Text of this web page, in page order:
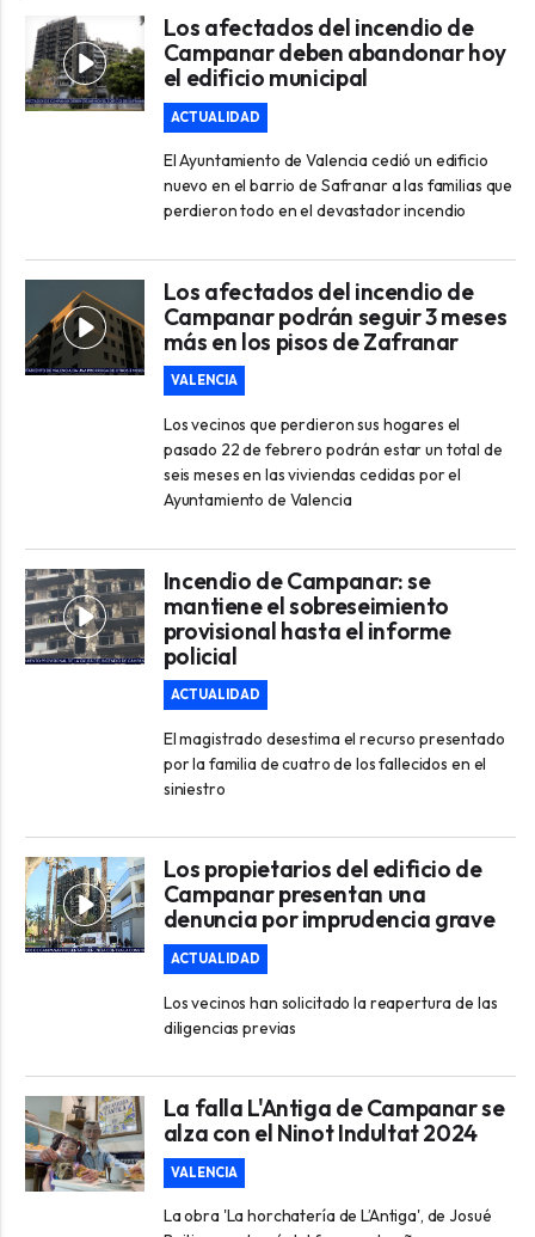
Los afectados del incendio de
Campanar deben abandonar hoy
el edificio municipal
ACTUALIDAD
El Ayuntamiento de Valencia cedió un edificio
nuevo en el barrio de Safranar a las familias que
perdieron todo en el devastador incendio
Los afectados del incendio de
Campanar podrán seguir 3 meses
más en los pisos de Zafranar
VALENCIA
Los vecinos que perdieron sus hogares el
pasado 22 de febrero podrán estar un total de
seis meses en las viviendas cedidas por el
Ayuntamiento de Valencia
Incendio de Campanar: se
mantiene el sobreseimiento
provisional hasta el informe
policial
ACTUALIDAD
El magistrado desestima el recurso presentado
por la familia de cuatro de los fallecidos en el
siniestro
Los propietarios del edificio de
Campanar presentan una
denuncia por imprudencia grave
ACTUALIDAD
Los vecinos han solicitado la reapertura de las
diligencias previas
La falla L'Antiga de Campanar se
alza con el Ninot Indultat 2024
VALENCIA
La obra 'La horchatería de L’Antiga', de Josué